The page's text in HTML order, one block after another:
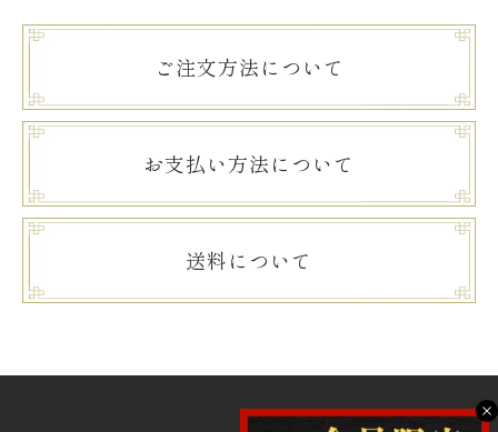
ご注文方法について
お支払い方法について
送料について
X